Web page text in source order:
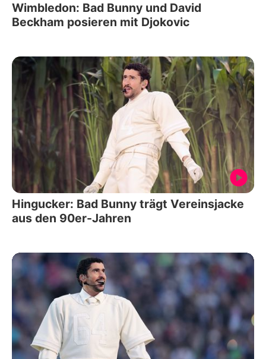
Wimbledon: Bad Bunny und David
Beckham posieren mit Djokovic
Hingucker: Bad Bunny trägt Vereinsjacke
aus den 90er-Jahren